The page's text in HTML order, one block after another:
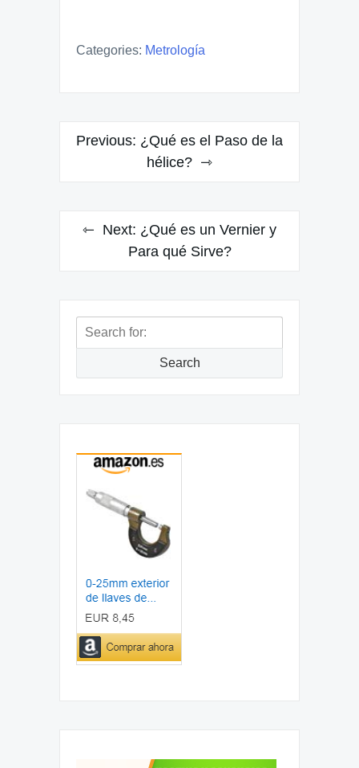
Categories: Metrología
Navegación
Previous: ¿Qué es el Paso de la
hélice?
Next: ¿Qué es un Vernier y
Para qué Sirve?
Search
Search